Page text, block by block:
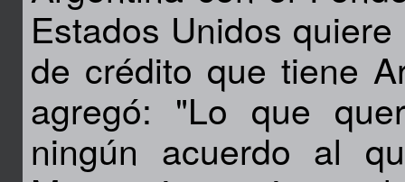
Estados Unidos
de crédito que tiene
agregó: "Lo que
ningún acuerdo al